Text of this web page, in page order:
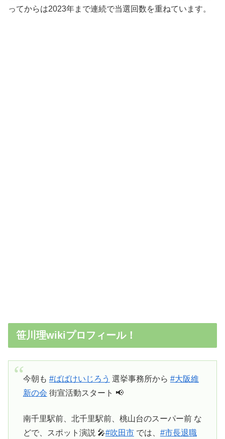
ってからは2023年まで連続で当選回数を重ねています。
笹川理wikiプロフィール！
今朝も #ばばけいじろう 選挙事務所から #大阪維
新の会 街宣活動スタート 📢
南千里駅前、北千里駅前、桃山台のスーパー前 な
どで、スポット演説 🎤#吹田市では、 #市長退職